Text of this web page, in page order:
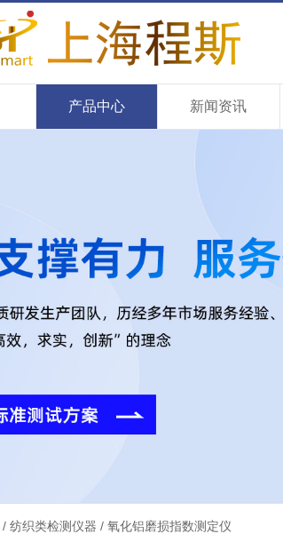
产品中心 新闻资讯
/ 纺织类检测仪器 / 氧化铝磨损指数测定仪